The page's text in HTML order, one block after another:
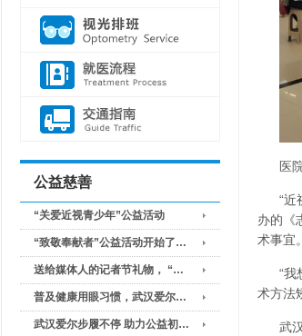
公益慈善
“关爱近视青少年”公益活动
“致敬奉献者”公益活动开始了…
送给媒体人的记者节礼物， “…
普及健康用眼习惯，武汉爱尔…
武汉爱尔步履不停 助力公益初…
医
“近
办的《
术事宜。
“我
术方法
武